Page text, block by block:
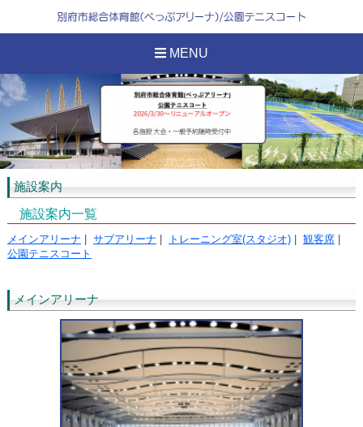
MENU
施設案内
施設案内一覧
メインアリーナ | サブアリーナ | トレーニング室(スタジオ)| 観客席|
公園テニスコート
メインアリーナ